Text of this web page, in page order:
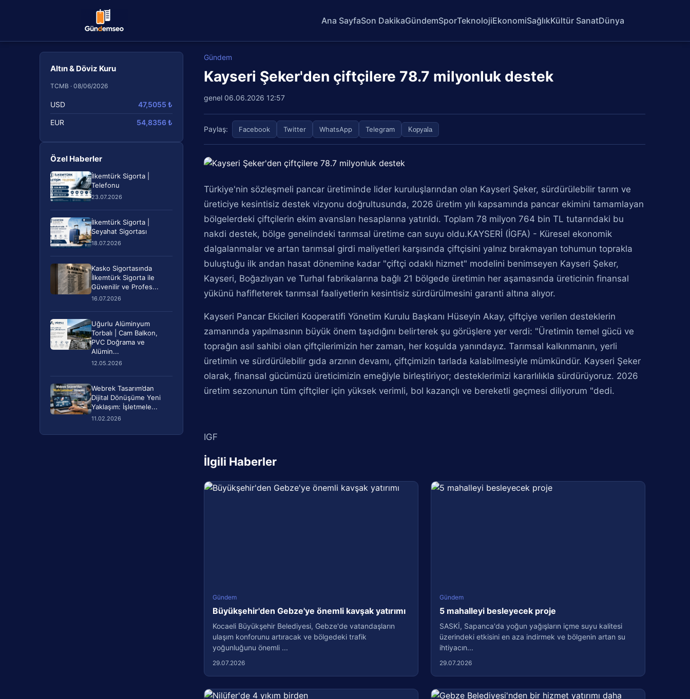
Ana SayfaSon DakikaGündemSporTeknolojiEkonomiSağlıkKültür SanatDünya
Altın & Döviz Kuru
TCMB · 08/06/2026
USD 47,5055 ₺
EUR 54,8356 ₺
Özel Haberler
İlkemtürk Sigorta |
Telefonu
23.07.2026
İlkemtürk Sigorta |
Seyahat Sigortası
18.07.2026
Kasko Sigortasında
İlkemtürk Sigorta ile
Güvenilir ve Profes...
16.07.2026
Uğurlu Alüminyum
Torbalı | Cam Balkon,
PVC Doğrama ve
Alümin...
12.05.2026
Webrek Tasarım’dan
Dijital Dönüşüme Yeni
Yaklaşım: İşletmele...
11.02.2026
Gündem
Kayseri Şeker'den çiftçilere 78.7 milyonluk destek
genel 06.06.2026 12:57
Paylaş: Facebook Twitter WhatsApp Telegram Kopyala
​Türkiye'nin sözleşmeli pancar üretiminde lider kuruluşlarından olan Kayseri Şeker, sürdürülebilir tarım ve
üreticiye kesintisiz destek vizyonu doğrultusunda, 2026 üretim yılı kapsamında pancar ekimini tamamlayan
bölgelerdeki çiftçilerin ekim avansları hesaplarına yatırıldı. Toplam 78 milyon 764 bin TL tutarındaki bu
nakdi destek, bölge genelindeki tarımsal üretime can suyu oldu.KAYSERİ (İGFA) - Küresel ekonomik
dalgalanmalar ve artan tarımsal girdi maliyetleri karşısında çiftçisini yalnız bırakmayan tohumun toprakla
buluştuğu ilk andan hasat dönemine kadar "çiftçi odaklı hizmet" modelini benimseyen Kayseri Şeker,
Kayseri, Boğazlıyan ve Turhal fabrikalarına bağlı 21 bölgede üretimin her aşamasında üreticinin finansal
yükünü hafifleterek tarımsal faaliyetlerin kesintisiz sürdürülmesini garanti altına alıyor.
Kayseri Pancar Ekicileri Kooperatifi Yönetim Kurulu Başkanı Hüseyin Akay, çiftçiye verilen desteklerin
zamanında yapılmasının büyük önem taşıdığını belirterek şu görüşlere yer verdi: "Üretimin temel gücü ve
toprağın asıl sahibi olan çiftçilerimizin her zaman, her koşulda yanındayız. Tarımsal kalkınmanın, yerli
üretimin ve sürdürülebilir gıda arzının devamı, çiftçimizin tarlada kalabilmesiyle mümkündür. Kayseri Şeker
olarak, finansal gücümüzü üreticimizin emeğiyle birleştiriyor; desteklerimizi kararlılıkla sürdürüyoruz. 2026
üretim sezonunun tüm çiftçiler için yüksek verimli, bol kazançlı ve bereketli geçmesi diliyorum "dedi.
IGF
İlgili Haberler
Gündem
Büyükşehir'den Gebze'ye önemli kavşak yatırımı
Kocaeli Büyükşehir Belediyesi, Gebze'de vatandaşların
ulaşım konforunu artıracak ve bölgedeki trafik
yoğunluğunu önemli ...
29.07.2026
Gündem
5 mahalleyi besleyecek proje
SASKİ, Sapanca'da yoğun yağışların içme suyu kalitesi
üzerindeki etkisini en aza indirmek ve bölgenin artan su
ihtiyacın...
29.07.2026